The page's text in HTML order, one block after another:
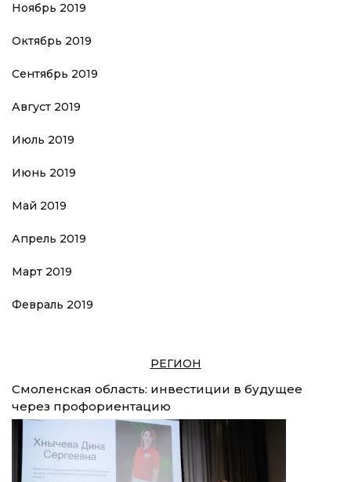
Ноябрь 2019
Октябрь 2019
Сентябрь 2019
Август 2019
Июль 2019
Июнь 2019
Май 2019
Апрель 2019
Март 2019
Февраль 2019
РЕГИОН
Смоленская область: инвестиции в будущее
через профориентацию